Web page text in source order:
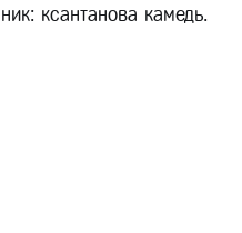
ксантанова камедь.